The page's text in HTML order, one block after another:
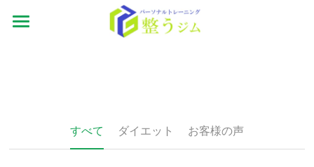
フォトギャラリー
すべて ダイエット お客様の声